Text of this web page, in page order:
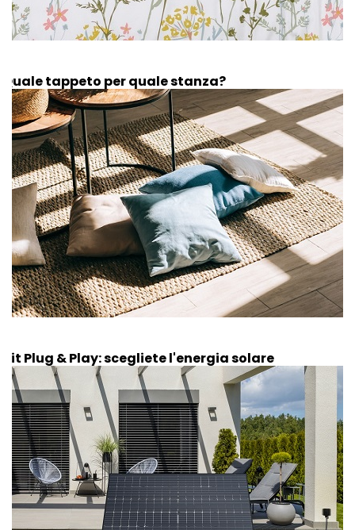
Quale tappeto per quale stanza?
Kit Plug & Play: scegliete l'energia solare